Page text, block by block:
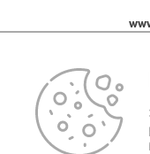
© Konkurs Selfie+
Kopiowanie,